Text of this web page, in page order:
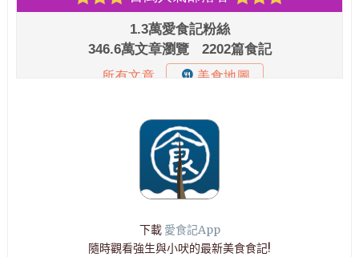
下載 愛食記App
隨時觀看強生與小吠的最新美食食記!